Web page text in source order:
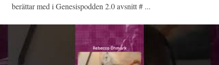
berättar med i Genesispodden 2.0 avsnitt # ...